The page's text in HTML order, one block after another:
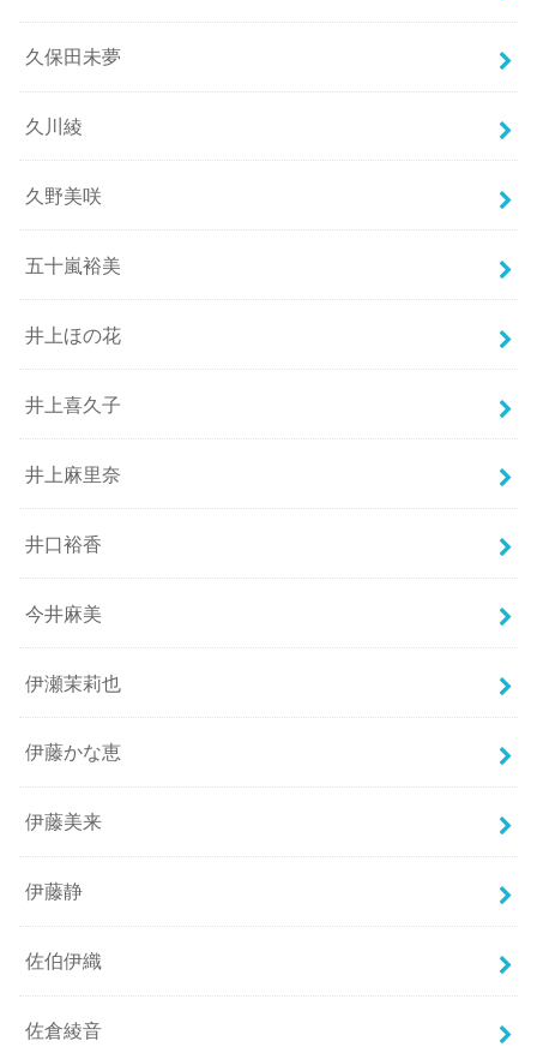
久保田未夢
久川綾
久野美咲
五十嵐裕美
井上ほの花
井上喜久子
井上麻里奈
井口裕香
今井麻美
伊瀬茉莉也
伊藤かな恵
伊藤美来
伊藤静
佐伯伊織
佐倉綾音